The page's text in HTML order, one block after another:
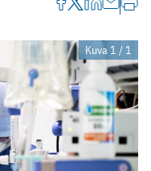
Kuva 1 / 1